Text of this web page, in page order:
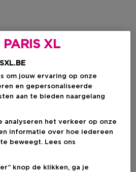
PARIS XL
om jouw ervaring op onze
en gepersonaliseerde
aan te bieden naargelang
analyseren het verkeer op onze
informatie over hoe iedereen
beweegt. Lees ons
knop de klikken, ga je